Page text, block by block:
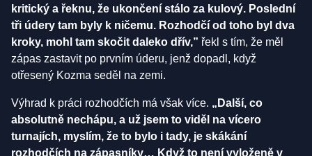
kritický a řeknu, že ukončení stálo za kulový. Poslední
tři údery tam byly k ničemu. Rozhodčí od toho byl dva
kroky, mohl tam skočit daleko dřív,” řekl s tím, že měl
zápas zastavit po prvním úderu, jenž dopadl, když
otřesený Kozma seděl na zemi.
Výhrad k práci rozhodčích má však více. „Další, co
absolutně nechápu, a už jsem to viděl na vícero
turnajích, myslím, že to bylo i tady, je skákání
rozhodčích na zápasníky… Když to není vyloženě v